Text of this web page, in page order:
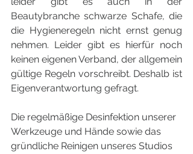
Beautybranche schwarze Schafe, die
die Hygieneregeln nicht ernst genug
nehmen. Leider gibt es hierfür noch
keinen eigenen Verband, der allgemein
gültige Regeln vorschreibt. Deshalb ist
Eigenverantwortung gefragt.
Die regelmäßige Desinfektion unserer
Werkzeuge und Hände sowie das
gründliche Reinigen unseres Studios